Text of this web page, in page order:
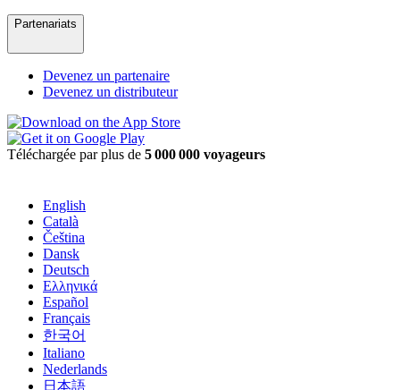
Partenariats
Devenez un partenaire
Devenez un distributeur
Téléchargée par plus de 5 000 000 voyageurs
English
Català
Čeština
Dansk
Deutsch
Ελληνικά
Español
Français
한국어
Italiano
Nederlands
日本語